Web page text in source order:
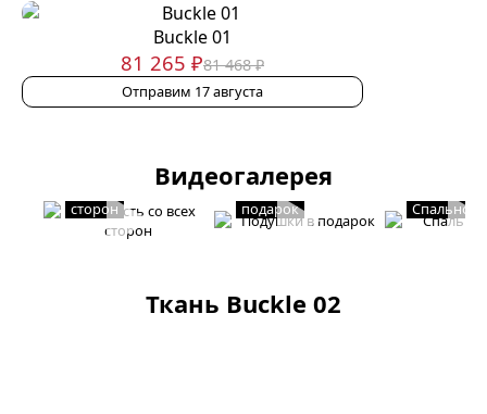
Buckle 01
81 265 ₽81 468 ₽
Отправим 17 августа
Видеогалерея
Мягкость со всех
сторон
Подушки в
подарок
Спальное
Ткань Buckle 02